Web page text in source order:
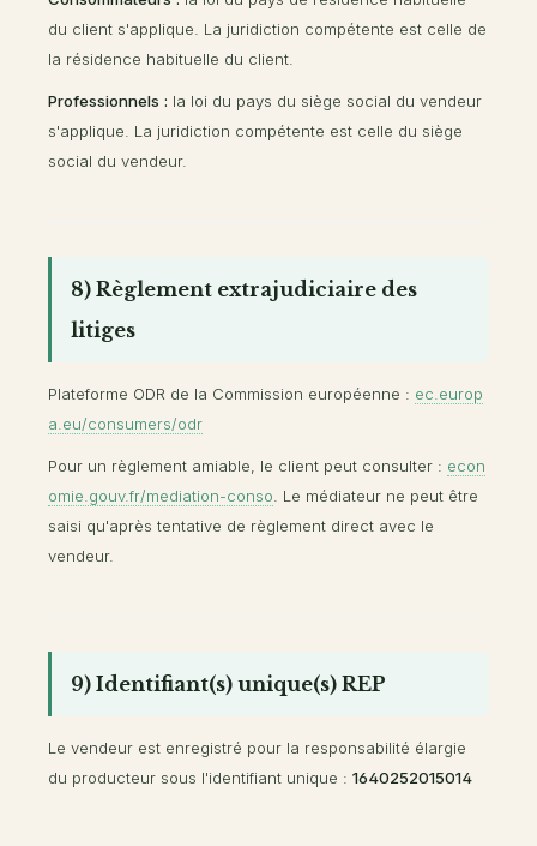
du client s'applique. La juridiction compétente est celle de
la résidence habituelle du client.
Professionnels : la loi du pays du siège social du vendeur
s'applique. La juridiction compétente est celle du siège
social du vendeur.
8) Règlement extrajudiciaire des
litiges
Plateforme ODR de la Commission européenne : ec.europ
a.eu/consumers/odr
Pour un règlement amiable, le client peut consulter : econ
omie.gouv.fr/mediation-conso . Le médiateur ne peut être
saisi qu'après tentative de règlement direct avec le
vendeur.
9) Identifiant(s) unique(s) REP
Le vendeur est enregistré pour la responsabilité élargie
du producteur sous l'identifiant unique : 1640252015014